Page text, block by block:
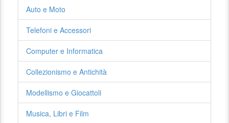
Auto e Moto
Telefoni e Accessori
Computer e Informatica
Collezionismo e Antichità
Modellismo e Giocattoli
Musica, Libri e Film